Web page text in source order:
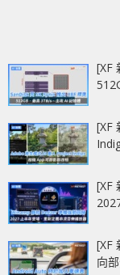
[XF
[XF
[XF
[XF
向